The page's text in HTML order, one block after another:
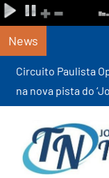
News
Circuito Paulista
na nova pista do